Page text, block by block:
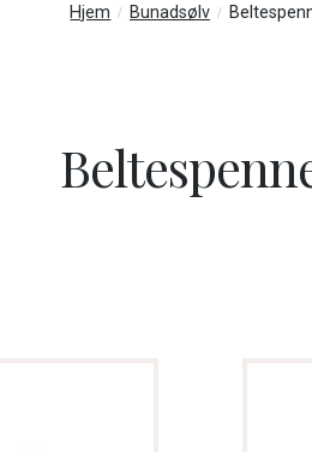
Hjem Bunadsølv